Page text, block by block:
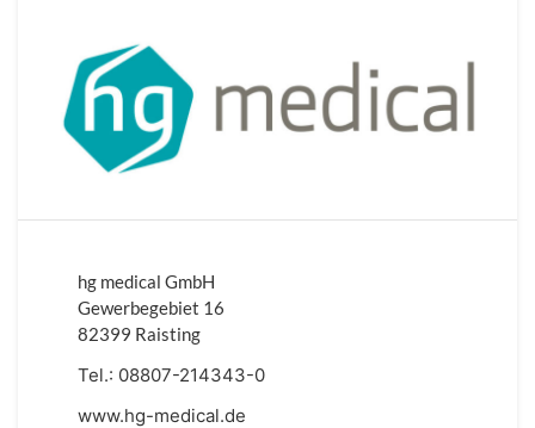
hg medical GmbH
Gewerbegebiet 16
82399 Raisting
Tel.: 08807-214343-0
www.hg-medical.de